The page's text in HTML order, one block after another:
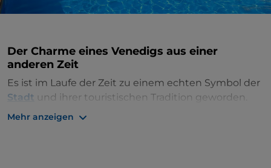
Der Charme eines Venedigs aus einer
anderen Zeit
Es ist im Laufe der Zeit zu einem echten Symbol der
Stadt und ihrer touristischen Tradition geworden.
Das
Hotel Excelsior Venice Lido
Mehr anzeigen